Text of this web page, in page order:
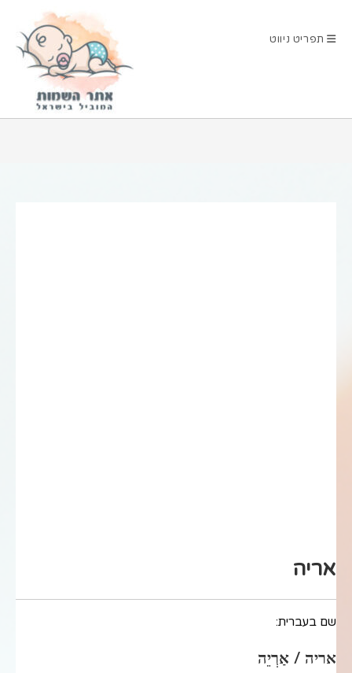
תפריט ניווט
אריה
שם בעברית:
אריה / אַרְיֵה